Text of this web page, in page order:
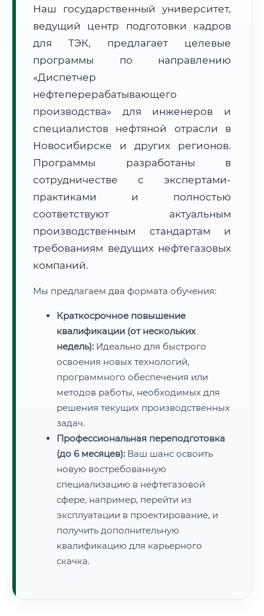
Расчет логистики оригиналов:
• Маршрут транзита:~2 км
• Экспресс-доставка СДЭК / Почтой:1 рабочий день
📜 Документы и аккредитация ФИС ФРДО
🔍Нажмите на документ для увеличения и просмотра
Наш государственный университет,
ведущий центр подготовки кадров
для ТЭК, предлагает целевые
программы по направлению
«Диспетчер
нефтеперерабатывающего
производства» для инженеров и
специалистов нефтяной отрасли в
Новосибирске и других регионов.
Программы разработаны в
сотрудничестве с экспертами-
практиками и полностью
соответствуют актуальным
производственным стандартам и
требованиям ведущих нефтегазовых
компаний.
Мы предлагаем два формата обучения:
Краткосрочное повышение
квалификации (от нескольких
недель): Идеально для быстрого
освоения новых технологий,
программного обеспечения или
методов работы, необходимых для
решения текущих производственных
задач.
Профессиональная переподготовка
(до 6 месяцев): Ваш шанс освоить
новую востребованную
специализацию в нефтегазовой
сфере, например, перейти из
эксплуатации в проектирование, и
получить дополнительную
квалификацию для карьерного
скачка.